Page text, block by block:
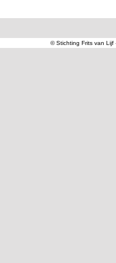
© Stichting Frits van Lijf